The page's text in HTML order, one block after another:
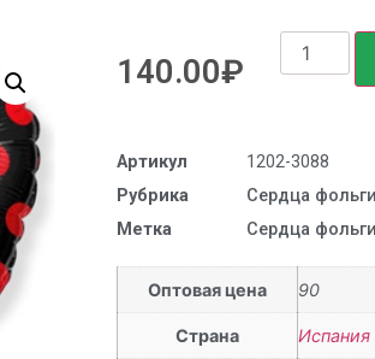
140.00₽
Артикул
1202-3088
Рубрика
Сердца
Метка
Сердца
Оптовая цена 90
Страна Испания